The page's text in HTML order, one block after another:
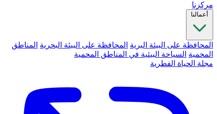
مركزنا
أعمالنا
المحافظة على البيئة البرية المحافظة على البيئة البحرية المناطق
المحمية السياحة البيئية في المناطق المحمية
مجلة الحياة الفطرية